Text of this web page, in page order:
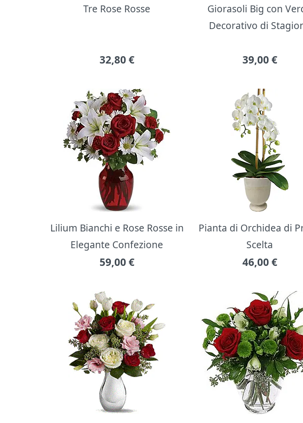
Tre Rose Rosse
32,80 €
Giorasoli Big con
Decorativo di
39,00 €
Lilium Bianchi e Rose Rosse in
Elegante Confezione
59,00 €
Pianta di Orchidea di
Scelta
46,00 €